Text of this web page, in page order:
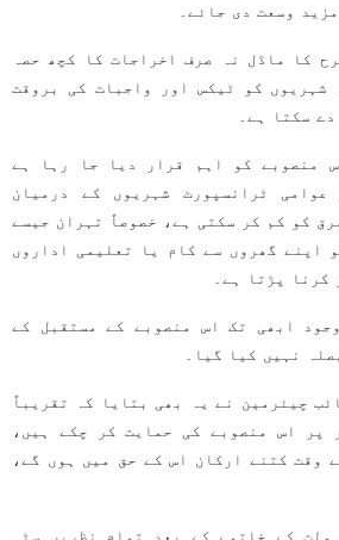
وسعت دی جائے۔
کا ماڈل نہ صرف اخراجات کا کچھ حصہ
شہریوں کو ٹیکس اور واجبات کی بروقت
سکتا ہے۔
منصوبے کو اہم قرار دیا جا رہا ہے
ٹرانسپورٹ شہریوں کے درمیان
کو کم کر سکتی ہے، خصوصاً تہران جیسے
اپنے گھروں سے کام یا تعلیمی اداروں
کرنا پڑتا ہے۔
ابھی تک اس منصوبے کے مستقبل کے
نہیں کیا گیا۔
چیئرمین نے یہ بھی بتایا کہ تقریباً
پر اس منصوبے کی حمایت کر چکے ہیں،
وقت کتنے ارکان اس کے حق میں ہوں گے،
کے خاتمے کے بعد تمام نظریں سٹی